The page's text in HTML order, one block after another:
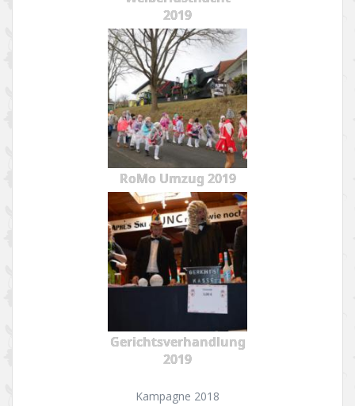
2019
RoMo Umzug 2019
Gerichtsverhandlung
2019
Kampagne 2018